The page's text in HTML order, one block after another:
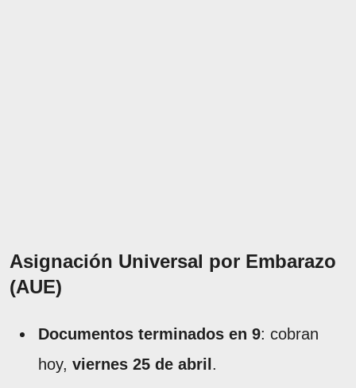
Asignación Universal por Embarazo
(AUE)
Documentos terminados en 9: cobran
hoy, viernes 25 de abril .